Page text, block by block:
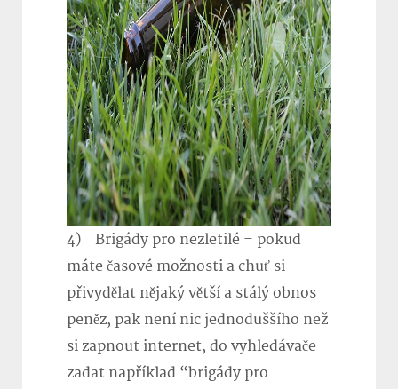
4) Brigády pro nezletilé – pokud
máte časové možnosti a chuť si
přivydělat nějaký větší a stálý obnos
peněz, pak není nic jednoduššího než
si zapnout internet, do vyhledávače
zadat například “brigády pro